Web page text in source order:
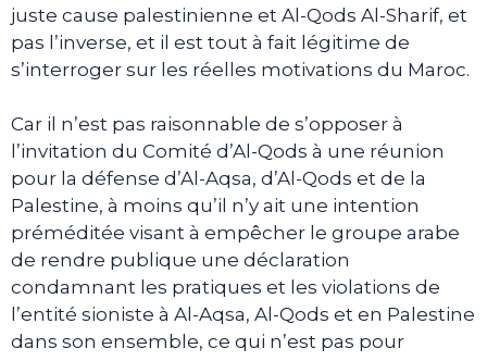
juste cause palestinienne et Al-Qods Al-Sharif, et
pas l’inverse, et il est tout à fait légitime de
s’interroger sur les réelles motivations du Maroc.
Car il n’est pas raisonnable de s’opposer à
l’invitation du Comité d’Al-Qods à une réunion
pour la défense d’Al-Aqsa, d’Al-Qods et de la
Palestine, à moins qu’il n’y ait une intention
préméditée visant à empêcher le groupe arabe
de rendre publique une déclaration
condamnant les pratiques et les violations de
l’entité sioniste à Al-Aqsa, Al-Qods et en Palestine
dans son ensemble, ce qui n’est pas pour